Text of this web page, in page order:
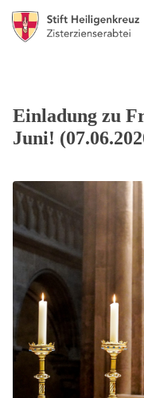
Einladung zu
Juni!